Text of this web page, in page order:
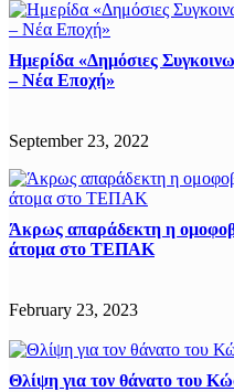
Ημερίδα «Δημόσιες
– Νέα Εποχή»
September 23, 2022
Άκρως απαράδεκτη η
άτομα στο ΤΕΠΑΚ
February 23, 2023
Θλίψη για τον θάνατο του